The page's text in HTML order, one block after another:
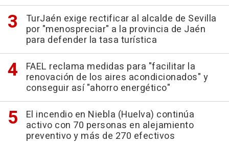
TurJaén exige rectificar al alcalde de Sevilla
por "menospreciar" a la provincia de Jaén
para defender la tasa turística
FAEL reclama medidas para "facilitar la
renovación de los aires acondicionados" y
conseguir así "ahorro energético"
El incendio en Niebla (Huelva) continúa
activo con 70 personas en alejamiento
preventivo y más de 270 efectivos